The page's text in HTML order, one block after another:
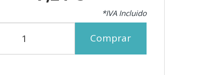
*IVA Incluido
Comprar